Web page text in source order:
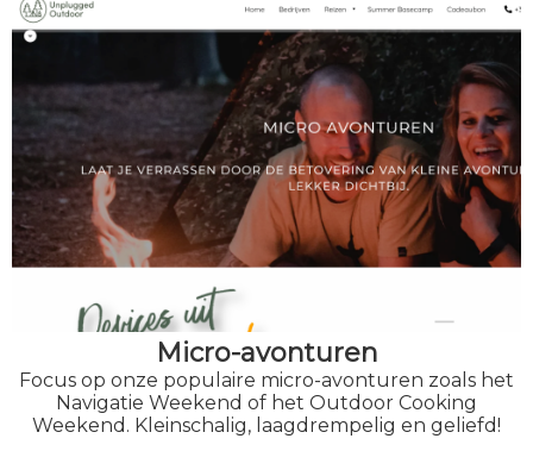
Micro-avonturen
Focus op onze populaire micro-avonturen zoals het
Navigatie Weekend of het Outdoor Cooking
Weekend. Kleinschalig, laagdrempelig en geliefd!